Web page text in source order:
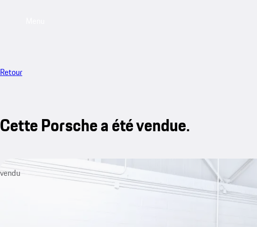
Retour
Cette Porsche a été vendue.
vendu